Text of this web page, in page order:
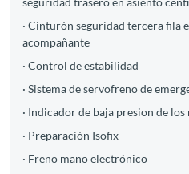
· Cinturón seguridad tercera fila
acompañante
· Control de estabilidad
· Sistema de servofreno de
· Indicador de baja presion de
· Preparación Isofix
· Freno mano electrónico